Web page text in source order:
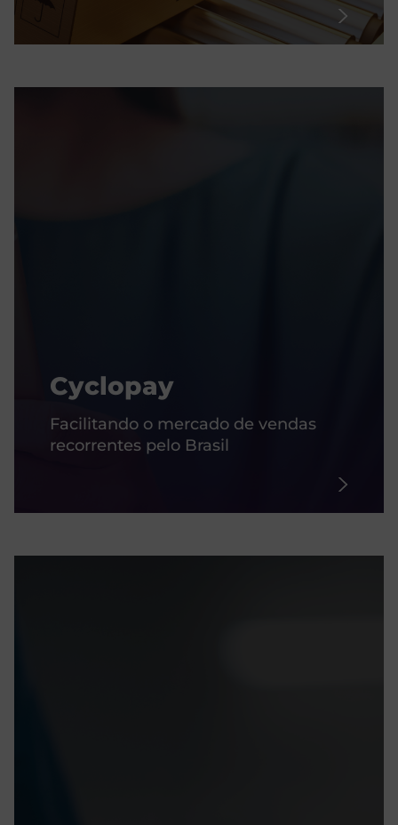
Cyclopay
Facilitando o mercado de vendas
recorrentes pelo Brasil